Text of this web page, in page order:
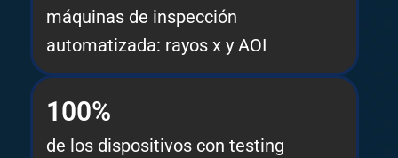
máquinas de inspección
automatizada: rayos x y AOI
100%
de los dispositivos con testing